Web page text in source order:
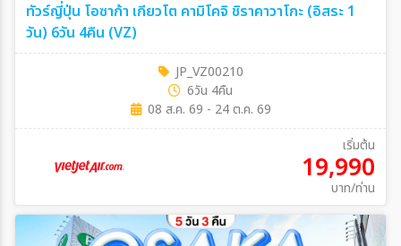
ทัวร์ญี่ปุ่น โอซาก้า เกียวโต คามิโคจิ ชิราคาวาโกะ (อิสระ 1
วัน) 6วัน 4คืน (VZ)
JP_VZ00210
6วัน 4คืน
08 ส.ค. 69 - 24 ต.ค. 69
เริ่มต้น
19,990
บาท/ท่าน